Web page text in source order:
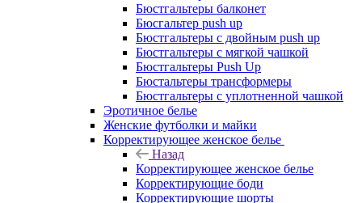
Бюстгальтеры балконет
Бюсгальтер push up
Бюстгальтеры с двойным push up
Бюстгальтеры с мягкой чашкой
Бюстгальтеры Push Up
Бюстальтеры трансформеры
Бюстгальтеры с уплотненной чашкой
Эротичное белье
Женские футболки и майки
Корректирующее женское белье
Назад
Корректирующее женское белье
Корректирующие боди
Корректирующие шорты